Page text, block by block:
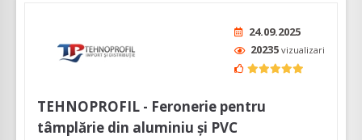
24.09.2025
20235 vizualizari
TEHNOPROFIL - Feronerie pentru
tâmplărie din aluminiu și PVC